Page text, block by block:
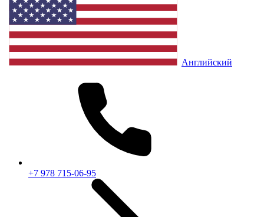
Английский
+7 978 715-06-95